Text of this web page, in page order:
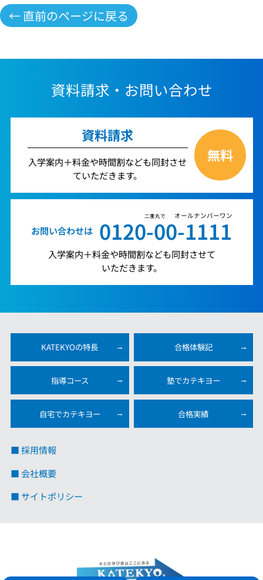
← 直前のページに戻る
資料請求・お問い合わせ
資料請求
入学案内＋料金や時間割なども同封させ
ていただきます。
無料
二重丸で オールナンバーワン
お問い合わせは 0120-00-1111
入学案内＋料金や時間割なども同封させて
いただきます。
KATEKYOの特長 合格体験記
指導コース 塾でカテキヨー
自宅でカテキヨー 合格実績
■ 採用情報
■ 会社概要
■ サイトポリシー